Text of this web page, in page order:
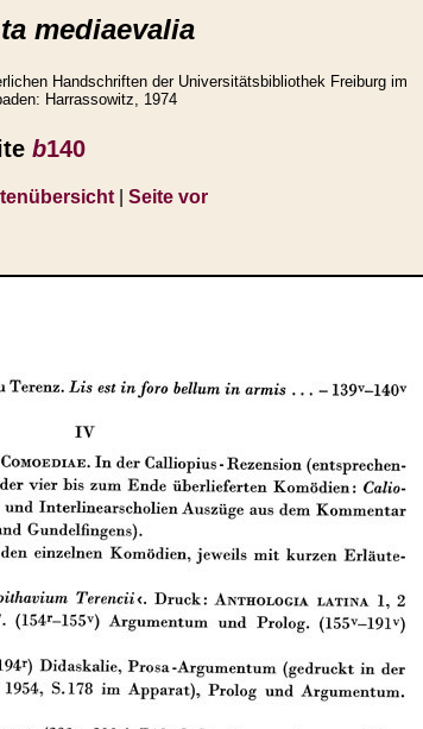
mediaevalia
Handschriften der Universitätsbibliothek Freiburg im
Harrassowitz, 1974
b140
| Seite vor